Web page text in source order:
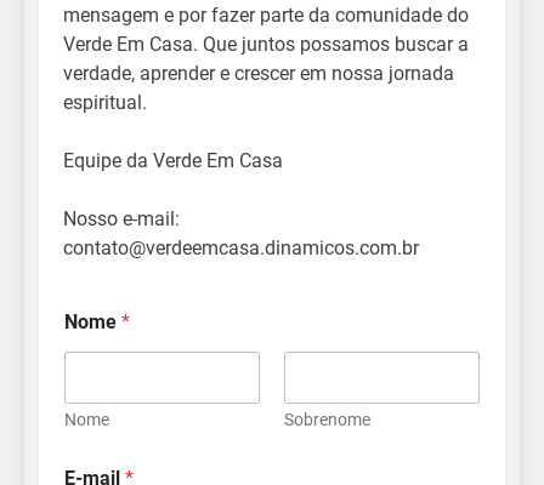
mensagem e por fazer parte da comunidade do
Verde Em Casa. Que juntos possamos buscar a
verdade, aprender e crescer em nossa jornada
espiritual.
Equipe da Verde Em Casa
Nosso e-mail:
contato@verdeemcasa.dinamicos.com.br
Nome *
Nome Sobrenome
E-mail *